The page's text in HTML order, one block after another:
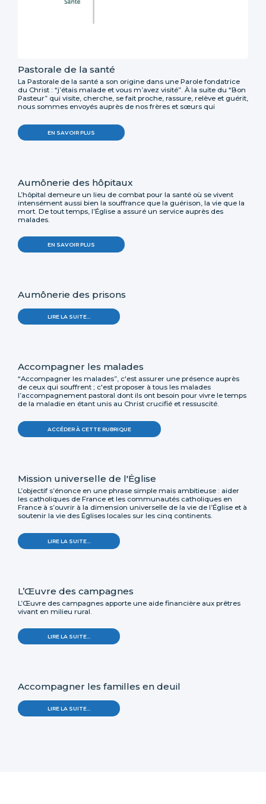
Pastorale de la santé
La Pastorale de la santé a son origine dans une Parole fondatrice
du Christ : “j’étais malade et vous m’avez visité”. À la suite du “Bon
Pasteur” qui visite, cherche, se fait proche, rassure, relève et guérit,
nous sommes envoyés auprès de nos frères et sœurs qui
EN SAVOIR PLUS
Aumônerie des hôpitaux
L’hôpital demeure un lieu de combat pour la santé où se vivent
intensément aussi bien la souffrance que la guérison, la vie que la
mort. De tout temps, l’Église a assuré un service auprès des
malades.
EN SAVOIR PLUS
Aumônerie des prisons
LIRE LA SUITE…
Accompagner les malades
“Accompagner les malades”, c'est assurer une présence auprès
de ceux qui souffrent ; c'est proposer à tous les malades
l’accompagnement pastoral dont ils ont besoin pour vivre le temps
de la maladie en étant unis au Christ crucifié et ressuscité.
ACCÉDER À CETTE RUBRIQUE
Mission universelle de l'Église
L’objectif s’énonce en une phrase simple mais ambitieuse : aider
les catholiques de France et les communautés catholiques en
France à s’ouvrir à la dimension universelle de la vie de l’Église et à
soutenir la vie des Églises locales sur les cinq continents.
LIRE LA SUITE…
L’Œuvre des campagnes
L’Œuvre des campagnes apporte une aide financière aux prêtres
vivant en milieu rural.
LIRE LA SUITE…
Accompagner les familles en deuil
LIRE LA SUITE…